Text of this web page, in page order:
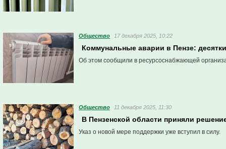
Общество 17 декабря 2025, 10:22
Коммунальные аварии в Пензе:
Об этом сообщили в ресурсоснабжающей
Общество 11 декабря 2025, 11:30
В Пензенской области приняли
Указ о новой мере поддержки уже вступил в силу.